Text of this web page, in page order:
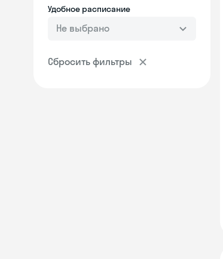
Удобное расписание
Не выбрано
Сбросить фильтры